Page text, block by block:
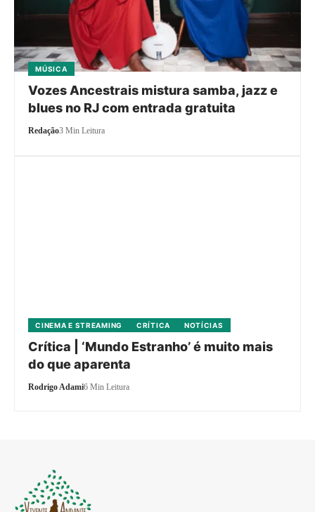
MÚSICA
Vozes Ancestrais mistura samba, jazz e
blues no RJ com entrada gratuita
Redação3 Min Leitura
CINEMA E STREAMING CRÍTICA NOTÍCIAS
Crítica | ‘Mundo Estranho’ é muito mais
do que aparenta
Rodrigo Adami6 Min Leitura